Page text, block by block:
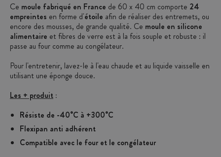
Ce moule fabriqué en France de 60 x 40 cm comporte 24
empreintes en forme d'étoile afin de réaliser des entremets, ou
encore des mousses, de grande qualité. Ce moule en silicone
alimentaire et fibres de verre est à la fois souple et robuste : il
passe au four comme au congélateur.
Pour l'entretenir, lavez-le à l'eau chaude et au liquide vaisselle en
utilisant une éponge douce.
Les + produit :
Résiste de -40°C à +300°C
Flexipan anti adhérent
Compatible avec le four et le congélateur